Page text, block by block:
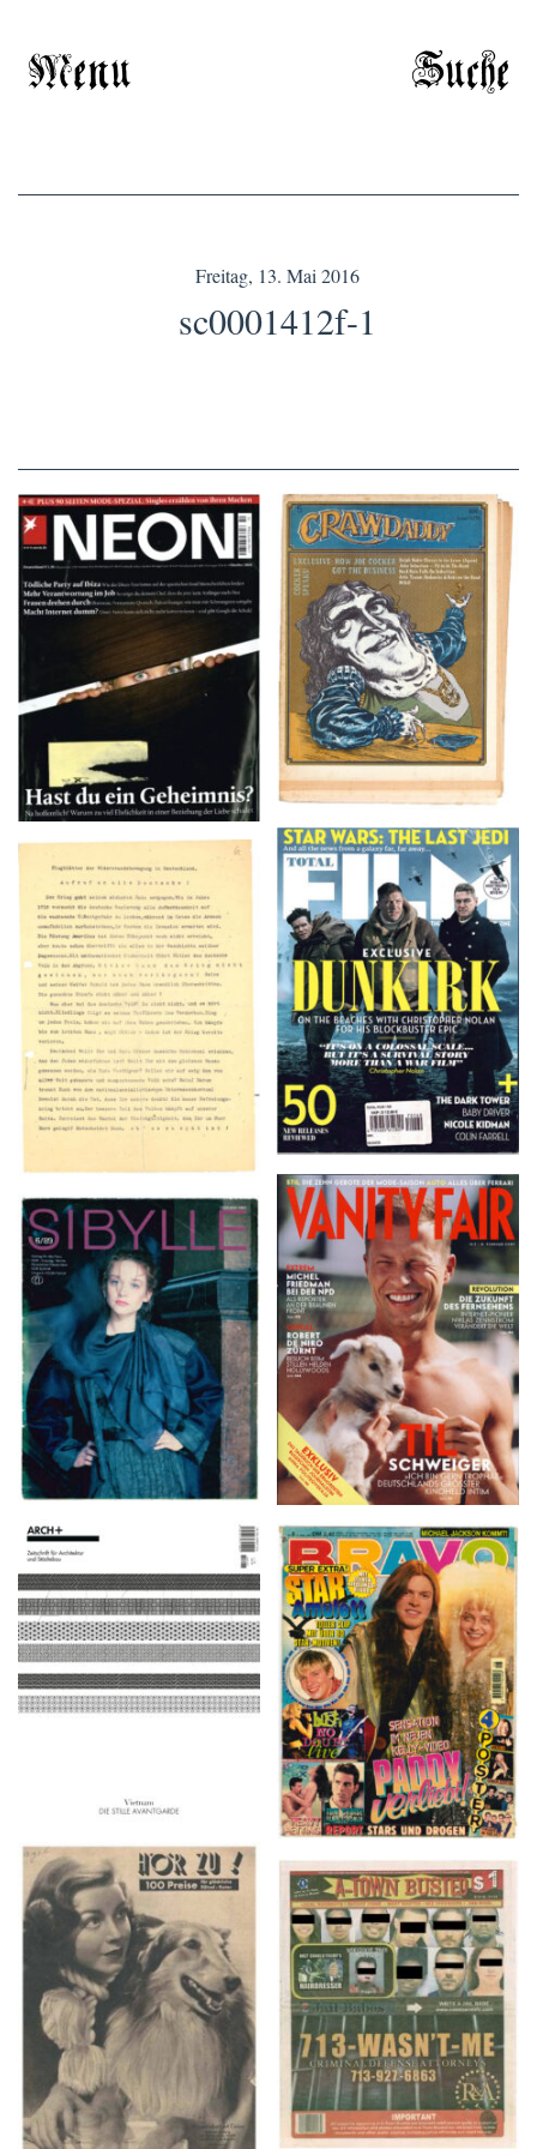
Menu Suche
Freitag, 13. Mai 2016
sc0001412f-1
NEON – OKTOBER
2008
Crawdaddy – June/11/72
TOTAL FILM #260 –
SUMMER 2017
Flugblätter der Weissen
Rose – V, Januar 1943
VANITY FAIR – Nr. 7 –
8. Februar 2007
SIBYLLE 6/89
ARCH+ Nr. 226, Herbst
2016
BRAVO – Nr. 8, 13. Febr.
1997
HÖR ZU! – 1949,
NUMMER 10, Woche
vom 27. Februar bis 05.
März
A-TOWN BUSTED –
8/15/16–9/1/16